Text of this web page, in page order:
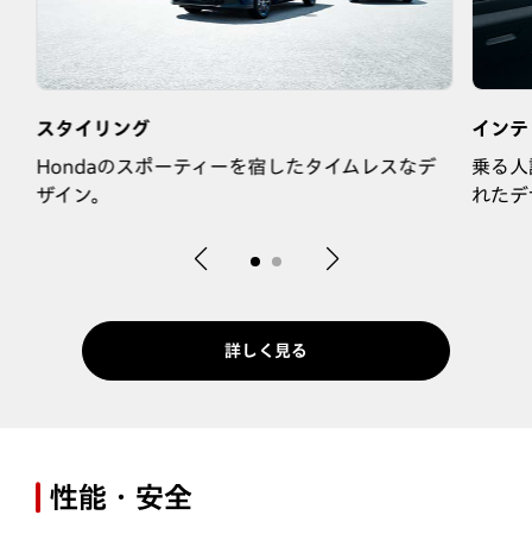
スタイリング
Hondaのスポーティーを宿したタイムレスなデ
ザイン。
イン
乗る
れた
詳しく見る
性能・安全